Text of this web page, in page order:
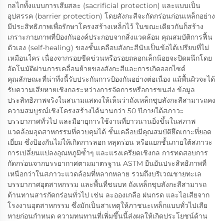
กลไกทั้งแบบการเสียสละ (sacrificial protection) และแบบเป็น
อุปสรรค (barrier protection) โดยสังกะสีจะกัดกร่อนก่อนเหล็กอย่าง
มีประสิทธิภาพเพื่อรักษาโครงสร้างเหล็กไว้ ในขณะเดียวกันก็สร้าง
เกราะกายภาพที่ป้องกันองค์ประกอบจากสิ่งแวดล้อม คุณสมบัติการฟื้น
ตัวเอง (self-healing) ของชั้นเคลือบสังกะสีนับเป็นข้อได้เปรียบที่ไม่
เหมือนใคร เนื่องจากรอยขีดข่วนหรือรอยถลอกเล็กน้อยจะปิดผนึกโดย
อัตโนมัติผ่านการเคลื่อนย้ายของสังกะสีและการเกิดออกไซด์
คุณลักษณะที่น่าทึ่งนี้รับประกันการป้องกันอย่างต่อเนื่อง แม้พื้นผิวจะได้
รับความเสียหายเชิงกลระหว่างการจัดการหรือการขนส่ง ข้อมูล
ประสิทธิภาพจริงในสนามแสดงให้เห็นว่าถังเหล็กชุบสังกะสีสามารถคง
ความสมบูรณ์เชิงโครงสร้างได้นานกว่า 50 ปีภายใต้สภาวะ
บรรยากาศทั่วไป และมีอายุการใช้งานที่ยาวนานยิ่งขึ้นในสภาพ
แวดล้อมอุตสาหกรรมที่ควบคุมได้ ชั้นเคลือบมีคุณสมบัติยึดเกาะที่ยอด
เยี่ยม ซึ่งป้องกันไม่ให้เกิดการลอก หลุดร่อน หรือแยกชั้นภายใต้สภาวะ
การเปลี่ยนแปลงอุณหภูมิซ้ำๆ และแรงเครียดเชิงกล การทดสอบการ
กัดกร่อนจากบรรยากาศตามมาตรฐาน ASTM ยืนยันประสิทธิภาพที่
เหนือกว่าในสภาวะแวดล้อมที่หลากหลาย รวมถึงบริเวณชายทะเล
บรรยากาศอุตสาหกรรม และพื้นที่ชนบท ถังเหล็กชุบสังกะสีสามารถ
ต้านทานสารกัดกร่อนทั่วไป เช่น ละอองเกลือ ฝนกรด และไอเสียจาก
โรงงานอุตสาหกรรม ซึ่งมักเป็นสาเหตุให้ภาชนะเหล็กแบบทั่วไปเสีย
หายก่อนกำหนด ความทนทานที่เพิ่มขึ้นนี้ส่งผลให้เกิดประโยชน์ด้าน